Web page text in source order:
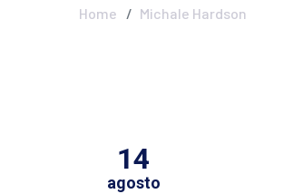
Home Michale Hardson
14
agosto